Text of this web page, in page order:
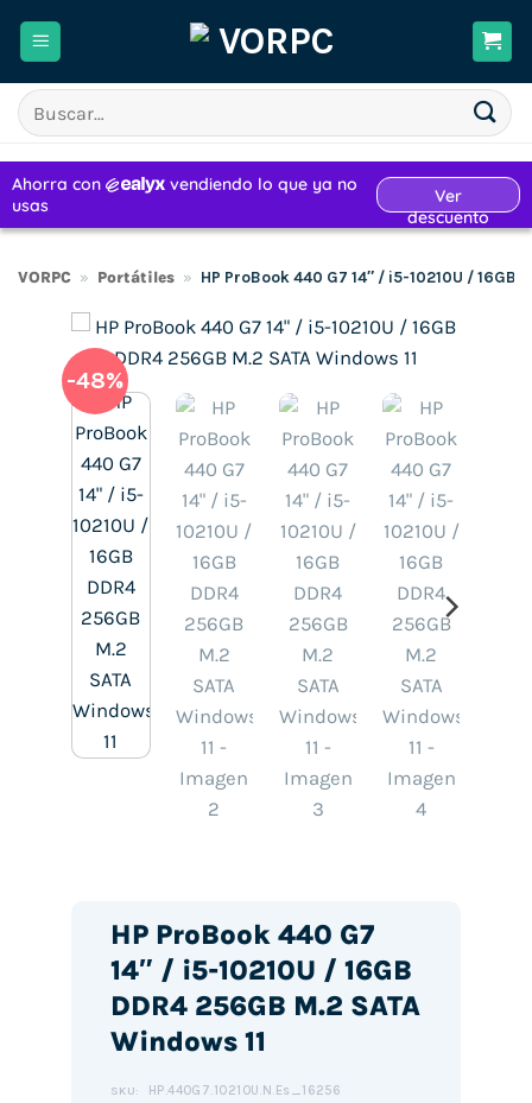
Buscar
por:
VORPC » Portátiles » HP ProBook 440 G7 14″ / i5-10210U / 16GB
-48%
HP ProBook 440 G7
14″ / i5-10210U / 16GB
DDR4 256GB M.2 SATA
Windows 11
SKU: HP.440G7.10210U.N.Es_16256